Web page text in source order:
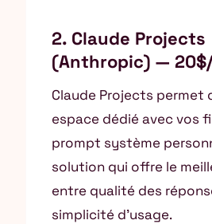
2. Claude Projects
(Anthropic) —
Claude Projects permet
espace dédié avec vos
prompt système
solution qui offre le
entre qualité des
simplicité d’usage.